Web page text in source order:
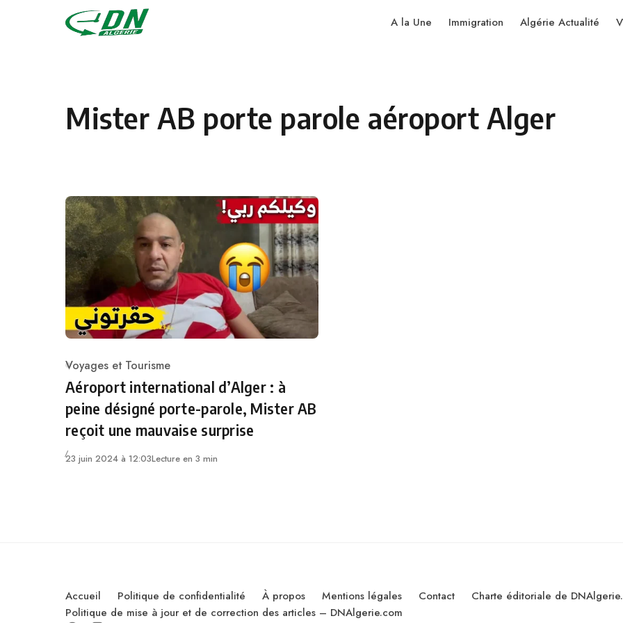
Skip to content
A la Une Immigration Algérie Actualité
Mister AB porte parole aéroport Alger
Category
Voyages et Tourisme
Aéroport international d’Alger : à
peine désigné porte-parole, Mister AB
reçoit une mauvaise surprise
23 juin 2024 à 12:03Lecture en 3 min
Accueil Politique de confidentialité À propos Mentions légales Contact
Charte éditoriale de
Politique de mise à jour et de correction des articles – DNAlgerie.com